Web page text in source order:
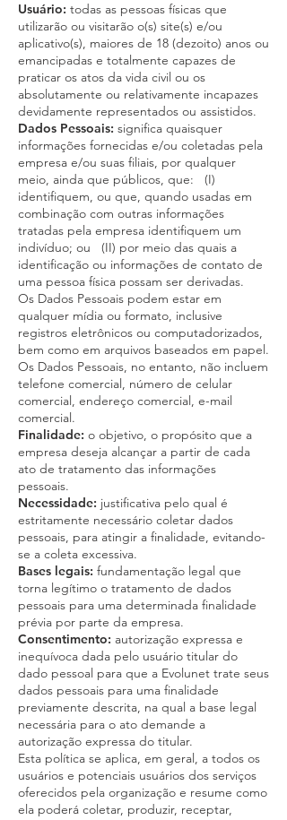
Usuário: todas as pessoas físicas que
utilizarão ou visitarão o(s) site(s) e/ou
aplicativo(s), maiores de 18 (dezoito) anos ou
emancipadas e totalmente capazes de
praticar os atos da vida civil ou os
absolutamente ou relativamente incapazes
devidamente representados ou assistidos.
Dados Pessoais: significa quaisquer
informações fornecidas e/ou coletadas pela
empresa e/ou suas filiais, por qualquer
meio, ainda que públicos, que: (I)
identifiquem, ou que, quando usadas em
combinação com outras informações
tratadas pela empresa identifiquem um
indivíduo; ou (II) por meio das quais a
identificação ou informações de contato de
uma pessoa física possam ser derivadas.
Os Dados Pessoais podem estar em
qualquer mídia ou formato, inclusive
registros eletrônicos ou computadorizados,
bem como em arquivos baseados em papel.
Os Dados Pessoais, no entanto, não incluem
telefone comercial, número de celular
comercial, endereço comercial, e-mail
comercial.
Finalidade: o objetivo, o propósito que a
empresa deseja alcançar a partir de cada
ato de tratamento das informações
pessoais.
Necessidade: justificativa pelo qual é
estritamente necessário coletar dados
pessoais, para atingir a finalidade, evitando-
se a coleta excessiva.
Bases legais: fundamentação legal que
torna legítimo o tratamento de dados
pessoais para uma determinada finalidade
prévia por parte da empresa.
Consentimento: autorização expressa e
inequívoca dada pelo usuário titular do
dado pessoal para que a Evolunet trate seus
dados pessoais para uma finalidade
previamente descrita, na qual a base legal
necessária para o ato demande a
autorização expressa do titular.
Esta política se aplica, em geral, a todos os
usuários e potenciais usuários dos serviços
oferecidos pela organização e resume como
ela poderá coletar, produzir, receptar,